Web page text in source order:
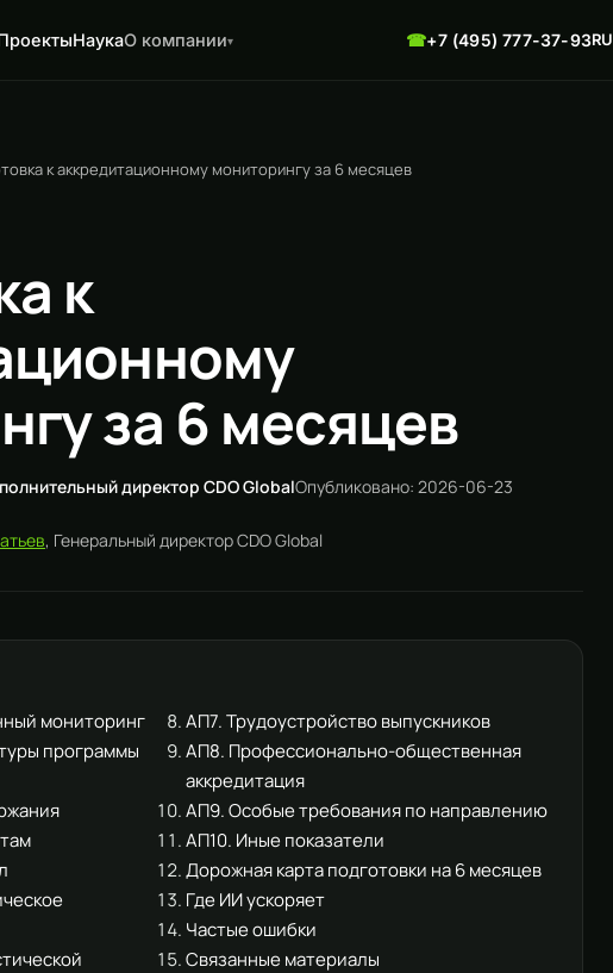
НаукаО компании▾ ☎+7 (495) 777-37-93RU
к аккредитационному мониторингу за 6 месяцев
к
за 6 месяцев
директор CDO GlobalОпубликовано: 2026-06-23
, Генеральный директор CDO Global
мониторинг
программы
АП7. Трудоустройство выпускников
АП8. Профессионально-общественная
аккредитация
АП9. Особые требования по направлению
АП10. Иные показатели
Дорожная карта подготовки на 6 месяцев
Где ИИ ускоряет
Частые ошибки
Связанные материалы